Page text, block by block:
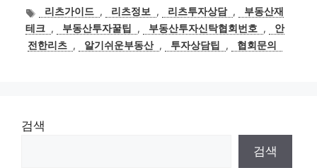
태
그
리츠가이드 , 리츠정보 , 리츠투자상담 ,
부동산재
테크 , 부동산투자꿀팁 , 부동산투자신탁협회번호 ,
안
전한리츠 , 알기쉬운부동산 , 투자상담팁 , 협회문의
검색
검색